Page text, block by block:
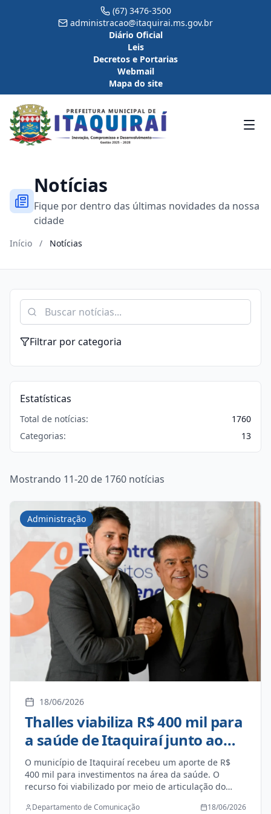
(67) 3476-3500
administracao@itaquirai.ms.gov.br
Diário Oficial
Leis
Decretos e Portarias
Webmail
Mapa do site
Notícias
Fique por dentro das últimas novidades da nossa
cidade
Início / Notícias
Filtrar por categoria
Estatísticas
Total de notícias:
1760
Categorias:
13
Mostrando 11-20 de 1760 notícias
Administração
18/06/2026
Thalles viabiliza R$ 400 mil para
a saúde de Itaquiraí junto ao
senador Nelsinho Trad
O município de Itaquiraí recebeu um aporte de R$
400 mil para investimentos na área da saúde. O
recurso foi viabilizado por meio de articulação do
Trad. A verba já foi creditada na conta do Fundo
Departamento de Comunicação 18/06/2026